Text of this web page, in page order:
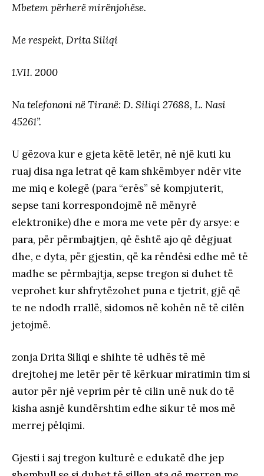
Mbetem përherë mirënjohëse.
Me respekt, Drita Siliqi
1.VII. 2000
Na telefononi në Tiranë: D. Siliqi 27688, L. Nasi
45261”.
U gëzova kur e gjeta këtë letër, në një kuti ku
ruaj disa nga letrat që kam shkëmbyer ndër vite
me miq e kolegë (para “erës” së kompjuterit,
sepse tani korrespondojmë në mënyrë
elektronike) dhe e mora me vete për dy arsye: e
para, për përmbajtjen, që është ajo që dëgjuat
dhe, e dyta, për gjestin, që ka rëndësi edhe më të
madhe se përmbajtja, sepse tregon si duhet të
veprohet kur shfrytëzohet puna e tjetrit, gjë që
te ne ndodh rrallë, sidomos në kohën në të cilën
jetojmë.
zonja Drita Siliqi e shihte të udhës të më
drejtohej me letër për të kërkuar miratimin tim si
autor për një veprim për të cilin unë nuk do të
kisha asnjë kundërshtim edhe sikur të mos më
merrej pëlqimi.
Gjesti i saj tregon kulturë e edukatë dhe jep